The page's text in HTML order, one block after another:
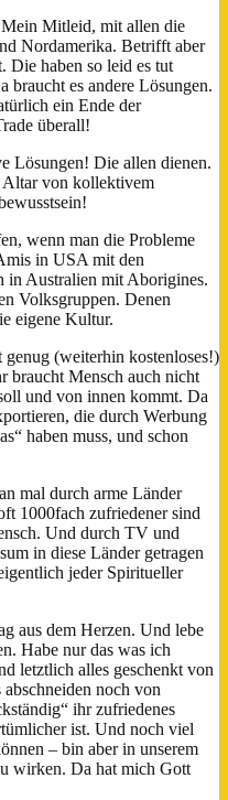
Mitleid, mit allen die
Nordamerika. Betrifft aber
Die haben so leid es tut
es andere Lösungen.
ein Ende der
überall!
Lösungen! Die allen dienen.
von kollektivem
wenn man die Probleme
in USA mit den
in Australien mit Aborigines.
Volksgruppen. Denen
eigene Kultur.
(weiterhin kostenloses!)
braucht Mensch auch nicht
und von innen kommt. Da
die durch Werbung
haben muss, und schon
mal durch arme Länder
1000fach zufriedener sind
Und durch TV und
in diese Länder getragen
jeder Spiritueller
aus dem Herzen. Und lebe
Habe nur das was ich
letztlich alles geschenkt von
noch von
ihr zufriedenes
ist. Und noch viel
– bin aber in unserem
wirken. Da hat mich Gott